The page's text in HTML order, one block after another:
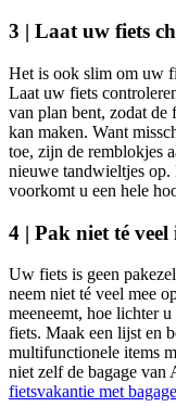
3 | Laat uw fiets
Het is ook slim om uw
Laat uw fiets
van plan bent, zodat de
kan maken. Want
toe, zijn de remblokjes
nieuwe tandwieltjes op.
voorkomt u een hele
4 | Pak niet té veel
Uw fiets is geen
neem niet té veel mee
meeneemt, hoe lichter
fiets. Maak een lijst en
multifunctionele items
niet zelf de bagage van
fietsvakantie met